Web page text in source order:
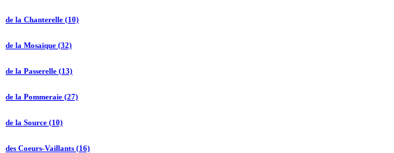
de la Chanterelle (10)
de la Mosaïque (32)
de la Passerelle (13)
de la Pommeraie (27)
de la Source (10)
des Coeurs-Vaillants (16)